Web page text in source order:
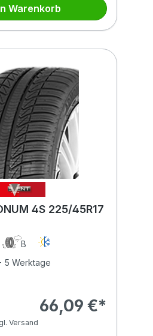
Warenkorb
4S 225/45R17
B
5 Werktage
66,09 €*
Versand